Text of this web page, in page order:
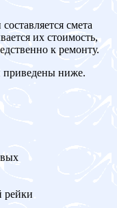
смета
их стоимость,
к ремонту.
приведены ниже.
рейки